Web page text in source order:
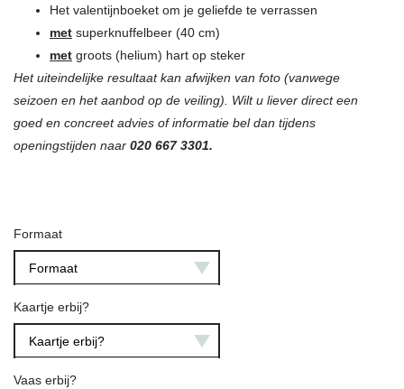
Het valentijnboeket om je geliefde te verrassen
met superknuffelbeer (40 cm)
met groots (helium) hart op steker
Het uiteindelijke resultaat kan afwijken van foto (vanwege
seizoen en het aanbod op de veiling). Wilt u liever direct een
goed en concreet advies of informatie bel dan tijdens
openingstijden naar 020 667 3301.
Formaat
Formaat
Kaartje erbij?
Kaartje erbij?
Vaas erbij?